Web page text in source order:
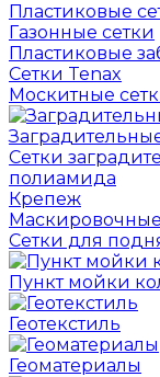
Пластиковые
Газонные сетки
Пластиковые
Сетки Tenax
Москитные
Сетки
полиамида
Крепеж
Маскировочные
Сетки для
Пункт мойки
Геотекстиль
Геоматериалы